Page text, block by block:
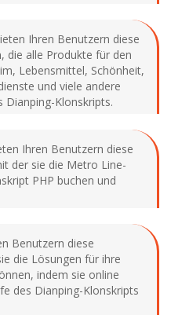
Ihren Benutzern diese
die alle Produkte für den
Lebensmittel, Schönheit,
und viele andere
Klonskripts.
Ihren Benutzern diese
der sie die Metro Line-
PHP buchen und
Benutzern diese
die Lösungen für ihre
indem sie online
des Dianping-Klonskripts